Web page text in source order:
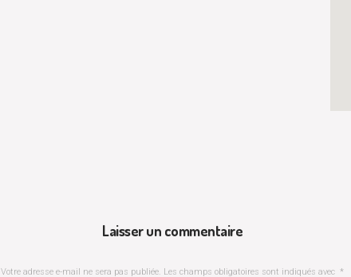
Laisser un commentaire
Votre adresse e-mail ne sera pas publiée. Les champs obligatoires sont indiqués avec *